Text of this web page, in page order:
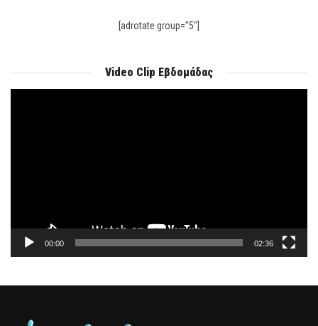
[adrotate group="5"]
Video Clip Εβδομάδας
00:00 02:36